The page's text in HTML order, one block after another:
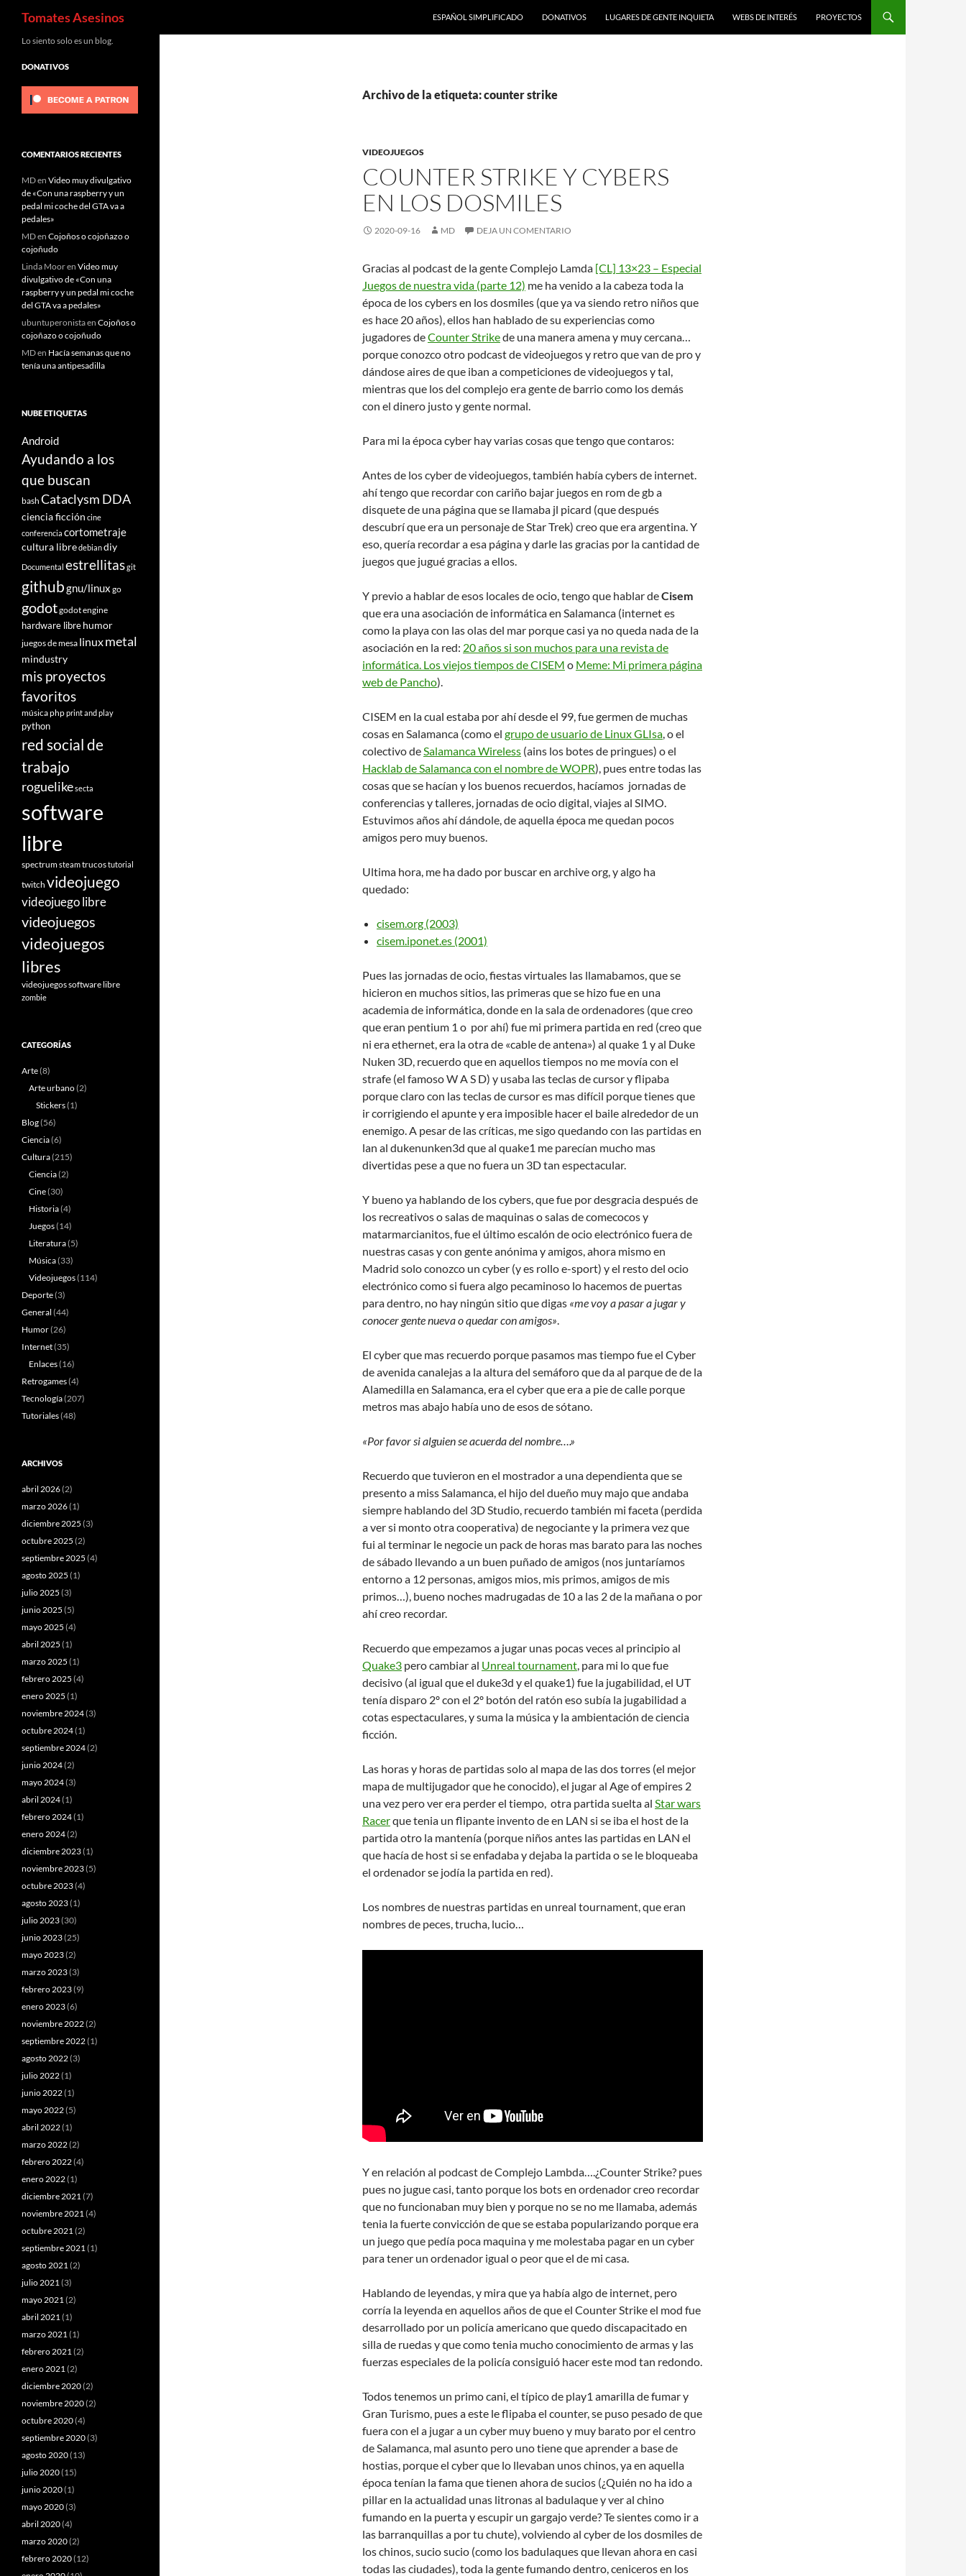
Saltar
Tomates Asesinos ESPAÑOL SIMPLIFICADO DONATIVOS LUGARES DE GENTE INQUIETA WEBS DE INTERÉS PROYECTOS
Archivo de la etiqueta: counter strike
VIDEOJUEGOS
COUNTER STRIKE Y CYBERS
EN LOS DOSMILES
2020-09-16 MD DEJA UN COMENTARIO
Gracias al podcast de la gente Complejo Lamda [CL] 13×23 – Especial
Juegos de nuestra vida (parte 12) me ha venido a la cabeza toda la
época de los cybers en los dosmiles (que ya va siendo retro niños que
es hace 20 años), ellos han hablado de su experiencias como
jugadores deCounter Strikede una manera amena y muy cercana…
porque conozco otro podcast de videojuegos y retro que van de pro y
dándose aires de que iban a competiciones de videojuegos y tal,
mientras que los del complejo era gente de barrio como los demás
con el dinero justo y gente normal.
Para mi la época cyber hay varias cosas que tengo que contaros:
Antes de los cyber de videojuegos, también había cybers de internet.
ahí tengo que recordar con cariño bajar juegos en rom de gb a
disquete de una página que se llamaba jl picard (que después
descubrí que era un personaje de Star Trek) creo que era argentina. Y
eso, quería recordar a esa página y darle las gracias por la cantidad de
juegos que jugué gracias a ellos.
Y previo a hablar de esos locales de ocio, tengo que hablar deCisem
que era una asociación de informática en Salamanca (internet es
como la playa con las olas del mar porque casi ya no queda nada de la
asociación en la red: 20 años si son muchos para una revista de
informática. Los viejos tiempos de CISEM o Meme: Mi primera página
web de Pancho).
CISEM en la cual estaba por ahí desde el 99, fue germen de muchas
cosas en Salamanca (como el grupo de usuario de Linux GLIsa, o el
colectivo deSalamanca Wireless (ains los botes de pringues) o el
Hacklab de Salamanca con el nombre de WOPR), pues entre todas las
cosas que se hacían y los buenos recuerdos, hacíamos jornadas de
conferencias y talleres, jornadas de ocio digital, viajes al SIMO.
Estuvimos años ahí dándole, de aquella época me quedan pocos
amigos pero muy buenos.
Ultima hora, me ha dado por buscar en archive org, y algo ha
quedado:
cisem.org (2003)
cisem.iponet.es (2001)
Pues las jornadas de ocio, fiestas virtuales las llamabamos, que se
hicieron en muchos sitios, las primeras que se hizo fue en una
academia de informática, donde en la sala de ordenadores (que creo
que eran pentium 1 o por ahí) fue mi primera partida en red (creo que
ni era ethernet, era la otra de «cable de antena») al quake 1 y al Duke
Nuken 3D, recuerdo que en aquellos tiempos no me movía con el
strafe (el famoso W A S D) y usaba las teclas de cursor y flipaba
porque claro con las teclas de cursor es mas difícil porque tienes que
ir corrigiendo el apunte y era imposible hacer el baile alrededor de un
enemigo. A pesar de las críticas, me sigo quedando con las partidas en
lan al dukenunken3d que al quake1 me parecían mucho mas
divertidas pese a que no fuera un 3D tan espectacular.
Y bueno ya hablando de los cybers, que fue por desgracia después de
los recreativos o salas de maquinas o salas de comecocos y
matarmarcianitos, fue el último escalón de ocio electrónico fuera de
nuestras casas y con gente anónima y amigos, ahora mismo en
Madrid solo conozco un cyber (y es rollo e-sport) y el resto del ocio
electrónico como si fuera algo pecaminoso lo hacemos de puertas
para dentro, no hay ningún sitio que digas «me voy a pasar a jugar y
conocer gente nueva o quedar con amigos».
El cyber que mas recuerdo porque pasamos mas tiempo fue el Cyber
de avenida canalejas a la altura del semáforo que da al parque de de la
Alamedilla en Salamanca, era el cyber que era a pie de calle porque
metros mas abajo había uno de esos de sótano.
«Por favor si alguien se acuerda del nombre….»
Recuerdo que tuvieron en el mostrador a una dependienta que se
presento a miss Salamanca, el hijo del dueño muy majo que andaba
siempre hablando del 3D Studio, recuerdo también mi faceta (perdida
a ver si monto otra cooperativa) de negociante y la primera vez que
fui al terminar le negocie un pack de horas mas barato para las noches
de sábado llevando a un buen puñado de amigos (nos juntaríamos
entorno a 12 personas, amigos mios, mis primos, amigos de mis
primos…), bueno noches madrugadas de 10 a las 2 de la mañana o por
ahí creo recordar.
Recuerdo que empezamos a jugar unas pocas veces al principio al
Quake3 pero cambiar al Unreal tournament, para mi lo que fue
decisivo (al igual que el duke3d y el quake1) fue la jugabilidad, el UT
tenía disparo 2º con el 2º botón del ratón eso subía la jugabilidad a
cotas espectaculares, y suma la música y la ambientación de ciencia
ficción.
Las horas y horas de partidas solo al mapa de las dos torres (el mejor
mapa de multijugador que he conocido), el jugar al Age of empires 2
una vez pero ver era perder el tiempo, otra partida suelta al Star wars
Racerque tenia un flipante invento de en LAN si se iba el host de la
partida otro la mantenía (porque niños antes las partidas en LAN el
que hacía de host si se enfadaba y dejaba la partida o se le bloqueaba
el ordenador se jodía la partida en red).
Los nombres de nuestras partidas en unreal tournament, que eran
nombres de peces, trucha, lucio…
Y en relación al podcast de Complejo Lambda….¿Counter Strike? pues
pues no jugue casi, tanto porque los bots en ordenador creo recordar
que no funcionaban muy bien y porque no se no me llamaba, además
tenia la fuerte convicción de que se estaba popularizando porque era
un juego que pedía poca maquina y me molestaba pagar en un cyber
para tener un ordenador igual o peor que el de mi casa.
Hablando de leyendas, y mira que ya había algo de internet, pero
corría la leyenda en aquellos años de que el Counter Strike el mod fue
desarrollado por un policía americano que quedo discapacitado en
silla de ruedas y que como tenia mucho conocimiento de armas y las
fuerzas especiales de la policía consiguió hacer este mod tan redondo.
Todos tenemos un primo cani, el típico de play1 amarilla de fumar y
Gran Turismo, pues a este le flipaba el counter, se puso pesado de que
fuera con el a jugar a un cyber muy bueno y muy barato por el centro
de Salamanca, mal asunto pero uno tiene que aprender a base de
hostias, porque el cyber que lo llevaban unos chinos, ya en aquella
época tenían la fama que tienen ahora de sucios (¿Quién no ha ido a
pillar en la actualidad unas litronas al badulaque y ver al chino
fumando en la puerta y escupir un gargajo verde? Te sientes como ir a
las barranquillas a por tu chute), volviendo al cyber de los dosmiles de
los chinos, sucio sucio (como los badulaques que llevan ahora en casi
todas las ciudades), toda la gente fumando dentro, ceniceros en los
Lo siento solo es un blog.
DONATIVOS
COMENTARIOS RECIENTES
MDen Video muy divulgativo
de «Con una raspberry y un
pedal mi coche del GTA va a
pedales»
MDen Cojoños o cojoñazo o
cojoñudo
Linda Mooren Video muy
divulgativo de «Con una
raspberry y un pedal mi coche
del GTA va a pedales»
ubuntuperonistaen Cojoños o
cojoñazo o cojoñudo
MDen Hacía semanas que no
tenía una antipesadilla
NUBE ETIQUETAS
Android
Ayudando a los
que buscan
bash Cataclysm DDA
ciencia ficción cine
conferencia cortometraje
cultura libredebiandiy
Documental estrellitasgit
githubgnu/linux go
godotgodot engine
hardware librehumor
juegos de mesa linuxmetal
mindustry
mis proyectos
favoritos
músicaphpprint and play
python
red social de
trabajo
roguelikesecta
software
libre
spectrumsteamtrucostutorial
twitch videojuego
videojuego libre
videojuegos
videojuegos
libres
videojuegos software libre
zombie
CATEGORÍAS
Arte(8)
Arte urbano(2)
Stickers(1)
Blog(56)
Ciencia(6)
Cultura(215)
Ciencia(2)
Cine(30)
Historia(4)
Juegos(14)
Literatura(5)
Música(33)
Videojuegos(114)
Deporte(3)
General (44)
Humor(26)
Internet(35)
Enlaces(16)
Retrogames(4)
Tecnología(207)
Tutoriales(48)
ARCHIVOS
abril 2026(2)
marzo 2026(1)
diciembre 2025 (3)
octubre 2025 (2)
septiembre 2025 (4)
agosto 2025 (1)
julio 2025 (3)
junio 2025 (5)
mayo 2025 (4)
abril 2025 (1)
marzo 2025 (1)
febrero 2025 (4)
enero 2025 (1)
noviembre 2024(3)
octubre 2024(1)
septiembre 2024(2)
junio 2024(2)
mayo 2024(3)
abril 2024(1)
febrero 2024(1)
enero 2024(2)
diciembre 2023(1)
noviembre 2023(5)
octubre 2023(4)
agosto 2023(1)
julio 2023(30)
junio 2023(25)
mayo 2023(2)
marzo 2023(3)
febrero 2023(9)
enero 2023(6)
noviembre 2022(2)
septiembre 2022(1)
agosto 2022(3)
julio 2022(1)
junio 2022(1)
mayo 2022(5)
abril 2022(1)
marzo 2022(2)
febrero 2022(4)
enero 2022(1)
diciembre 2021(7)
noviembre 2021(4)
octubre 2021(2)
septiembre 2021(1)
agosto 2021(2)
julio 2021(3)
mayo 2021(2)
abril 2021(1)
marzo 2021(1)
febrero 2021(2)
enero 2021(2)
diciembre 2020(2)
noviembre 2020(2)
octubre 2020(4)
septiembre 2020(3)
agosto 2020(13)
julio 2020(15)
junio 2020(1)
mayo 2020(3)
abril 2020(4)
marzo 2020(2)
febrero 2020(12)